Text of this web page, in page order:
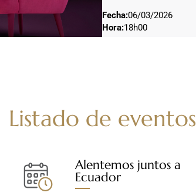
Fecha:06/03/2026
Hora:18h00
Listado de eventos
Alentemos juntos a
Ecuador